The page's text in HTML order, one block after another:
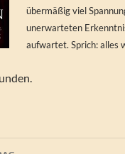
übermäßig viel
unerwarteten
aufwartet. Sprich: alles